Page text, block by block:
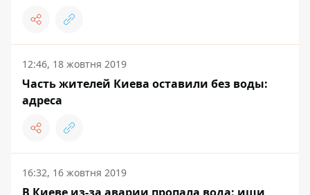
12:46, 18 жовтня 2019
Часть жителей Киева оставили без воды:
адреса
16:32, 16 жовтня 2019
В Киеве из-за аварии пропала вода: ищи